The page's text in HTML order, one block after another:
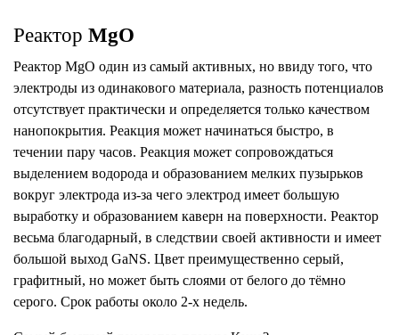
Реактор MgO
Реактор MgO один из самый активных, но ввиду того, что
электроды из одинакового материала, разность потенциалов
отсутствует практически и определяется только качеством
нанопокрытия. Реакция может начинаться быстро, в
течении пару часов. Реакция может сопровождаться
выделением водорода и образованием мелких пузырьков
вокруг электрода из-за чего электрод имеет большую
выработку и образованием каверн на поверхности. Реактор
весьма благодарный, в следствии своей активности и имеет
большой выход GaNS. Цвет преимущественно серый,
графитный, но может быть слоями от белого до тёмно
серого. Срок работы около 2-х недель.